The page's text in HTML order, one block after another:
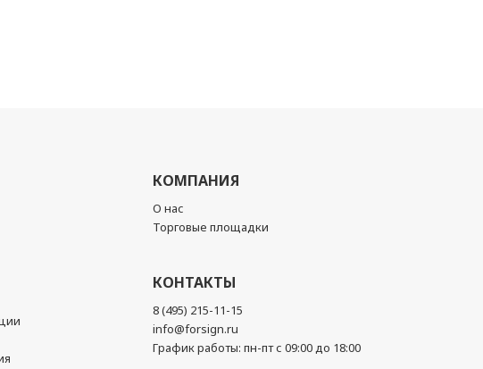
КОМПАНИЯ
О нас
Торговые площадки
КОНТАКТЫ
8 (495) 215-11-15
info@forsign.ru
График работы: пн-пт с 09:00 до 18:00